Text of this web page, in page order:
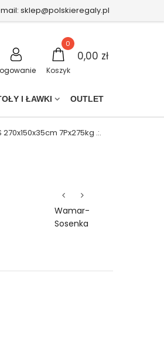
sklep@polskieregaly.pl
Koszyk
0
0,00 zł
I ŁAWKI OUTLET
7Px275kg .:.
Wamar-
Sosenka